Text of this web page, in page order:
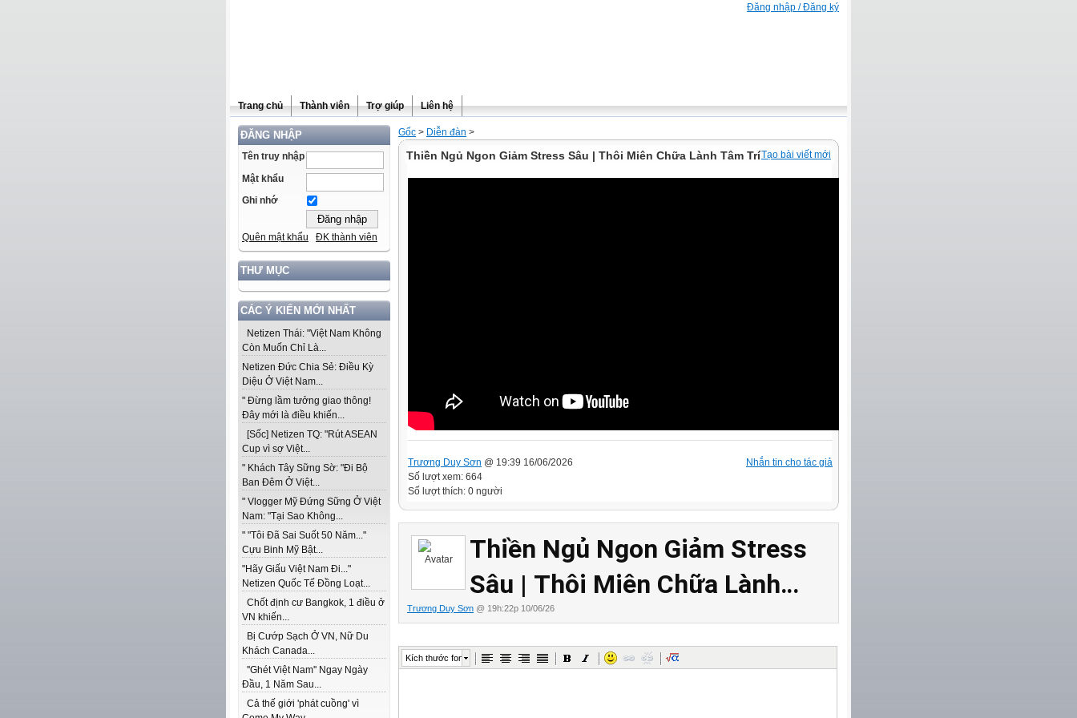
Đăng nhập / Đăng ký
Trang chủ Thành viên Trợ giúp Liên hệ
ĐĂNG NHẬP
Tên truy nhập
Mật khẩu
Ghi nhớ
Quên mật khẩu ĐK thành viên
THƯ MỤC
CÁC Ý KIẾN MỚI NHẤT
Netizen Thái: "Việt Nam Không
Còn Muốn Chỉ Là...
Netizen Đức Chia Sẻ: Điều Kỳ
Diệu Ở Việt Nam...
" Đừng lầm tưởng giao thông!
Đây mới là điều khiến...
[Sốc] Netizen TQ: "Rút ASEAN
Cup vì sợ Việt...
" Khách Tây Sững Sờ: "Đi Bộ
Ban Đêm Ở Việt...
" Vlogger Mỹ Đứng Sững Ở Việt
Nam: "Tại Sao Không...
" "Tôi Đã Sai Suốt 50 Năm..."
Cựu Binh Mỹ Bật...
"Hãy Giấu Việt Nam Đi..."
Netizen Quốc Tế Đồng Loạt...
Chốt định cư Bangkok, 1 điều ở
VN khiến...
Bị Cướp Sạch Ở VN, Nữ Du
Khách Canada...
''Ghét Việt Nam'' Ngay Ngày
Đầu, 1 Năm Sau...
Cả thế giới 'phát cuồng' vì
Gốc > Diễn đàn >
Tạo bài viết mới
Thiền Ngủ Ngon Giảm Stress Sâu | Thôi Miên Chữa Lành Tâm Trí
Nhắn tin cho tác giả
Trương Duy Sơn @ 19:39 16/06/2026
Số lượt xem: 664
Số lượt thích: 0 người
Thiền Ngủ Ngon Giảm Stress
Sâu | Thôi Miên Chữa Lành
Tâm Trí
Trương Duy Sơn @ 19h:22p 10/06/26
Kích thước font